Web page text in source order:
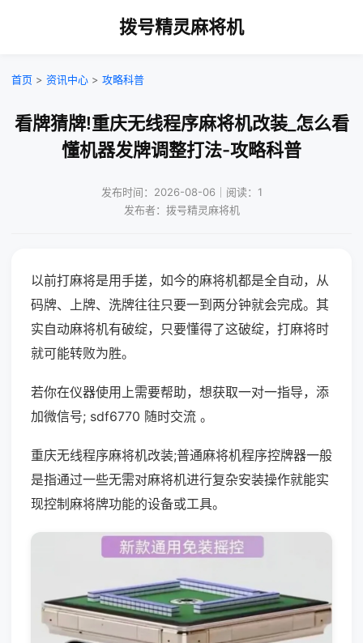
拨号精灵麻将机
首页 > 资讯中心 > 攻略科普
看牌猜牌!重庆无线程序麻将机改装_怎么看
懂机器发牌调整打法-攻略科普
发布时间：2026-08-06｜阅读：1
发布者：拨号精灵麻将机
以前打麻将是用手搓，如今的麻将机都是全自动，从
码牌、上牌、洗牌往往只要一到两分钟就会完成。其
实自动麻将机有破绽，只要懂得了这破绽，打麻将时
就可能转败为胜。
若你在仪器使用上需要帮助，想获取一对一指导，添
加微信号; sdf6770 随时交流 。
重庆无线程序麻将机改装;普通麻将机程序控牌器一般
是指通过一些无需对麻将机进行复杂安装操作就能实
现控制麻将牌功能的设备或工具。